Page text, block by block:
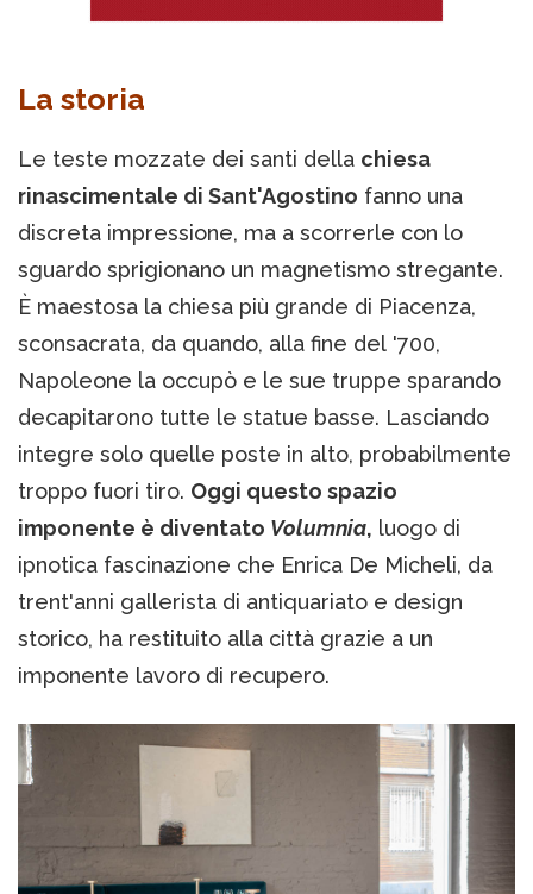
La storia
Le teste mozzate dei santi della chiesa
rinascimentale di Sant'Agostino fanno una
discreta impressione, ma a scorrerle con lo
sguardo sprigionano un magnetismo stregante.
È maestosa la chiesa più grande di Piacenza,
sconsacrata, da quando, alla fine del '700,
Napoleone la occupò e le sue truppe sparando
decapitarono tutte le statue basse. Lasciando
integre solo quelle poste in alto, probabilmente
troppo fuori tiro. Oggi questo spazio
imponente è diventato Volumnia, luogo di
ipnotica fascinazione che Enrica De Micheli, da
trent'anni gallerista di antiquariato e design
storico, ha restituito alla città grazie a un
imponente lavoro di recupero.